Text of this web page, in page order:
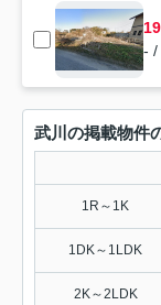
- /
武川の掲載物件
1R～1K
1DK～1LDK
2K～2LDK